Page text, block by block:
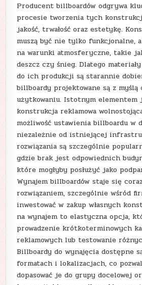
Producent billboardów odgrywa
procesie tworzenia tych
jakość, trwałość oraz estetykę.
muszą być nie tylko funkcjonalne,
na warunki atmosferyczne, takie
deszcz czy śnieg. Dlatego
do ich produkcji są starannie
billboardy projektowane są z myślą
użytkowaniu. Istotnym elementem
konstrukcja reklamowa
możliwość ustawienia billboardu w
niezależnie od istniejącej
rozwiązania są szczególnie
gdzie brak jest odpowiednich
które mogłyby posłużyć jako
Wynajem billboardów staje się
rozwiązaniem, szczególnie wśród
inwestować w zakup własnych
na wynajem to elastyczna opcja,
prowadzenie krótkoterminowych
reklamowych lub testowanie
Billboardy do wynajęcia dostępne
formatach i lokalizacjach, co
dopasować je do grupy docelowej